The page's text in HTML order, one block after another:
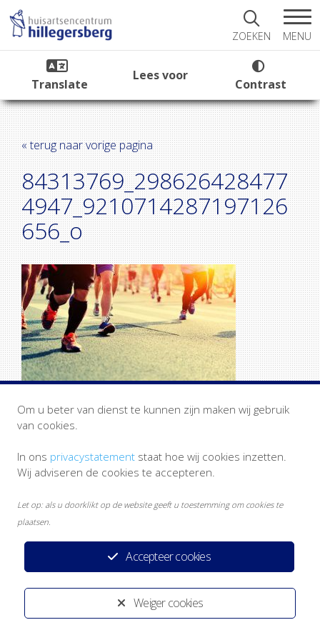
ZOEKEN MENU
Translate
Lees voor
Contrast
« terug naar vorige pagina
84313769_298626428477
4947_9210714287197126
656_o
Privacystatement Disclaimer Heeft u een klacht?
Ontwikkeld door:Yardzorgsites.nl
Weiger cookies
Accepteer cookies
Om u beter van dienst te kunnen zijn maken wij gebruik
van cookies.
In ons privacystatement staat hoe wij cookies inzetten.
Wij adviseren de cookies te accepteren.
Let op: als u doorklikt op de website geeft u toestemming om cookies te
plaatsen.